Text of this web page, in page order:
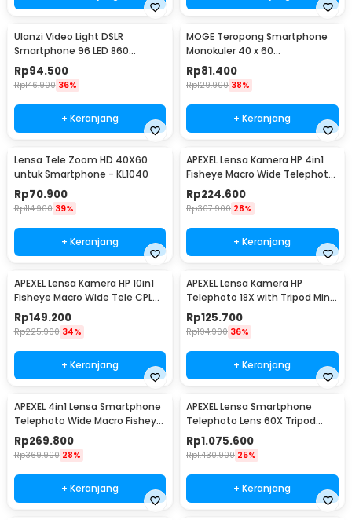
Ulanzi Video Light DSLR
Smartphone 96 LED 860
Lumens 1/4 Inch - FT-96
Rp94.500
Rp146.900 36%
+ Keranjang
MOGE Teropong Smartphone
Monokuler 40 x 60
Magnification Zoom - KL1040
Rp81.400
Rp129.900 38%
+ Keranjang
Lensa Tele Zoom HD 40X60
untuk Smartphone - KL1040
Rp70.900
Rp114.900 39%
+ Keranjang
APEXEL Lensa Kamera HP 4in1
Fisheye Macro Wide Telephoto
Tripod - APL-T18XBZJ5
Rp224.600
Rp307.900 28%
+ Keranjang
APEXEL Lensa Kamera HP 10in1
Fisheye Macro Wide Tele CPL
Kale Filter - APL-DG10
Rp149.200
Rp225.900 34%
+ Keranjang
APEXEL Lensa Kamera HP
Telephoto 18X with Tripod Mini
dan Klip - APL-T18ZJ
Rp125.700
Rp194.900 36%
+ Keranjang
APEXEL 4in1 Lensa Smartphone
Telephoto Wide Macro Fisheye
- APL-22X105-4IN1
Rp269.800
Rp369.900 28%
+ Keranjang
APEXEL Lensa Smartphone
Telephoto Lens 60X Tripod
Remote - APL-JS60XJJ09
Rp1.075.600
Rp1.430.900 25%
+ Keranjang